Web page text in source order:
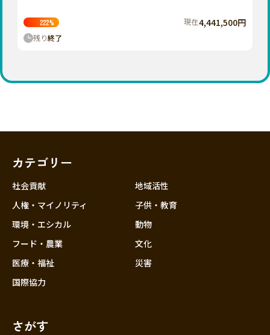
神奈川
石川
近畿
222% 現在4,441,500円
残り終了
カテゴリー
社会貢献
人権・マイノリティ
環境・エシカル
フード・農業
医療・福祉
国際協力
地域活性
子供・教育
動物
文化
災害
さがす